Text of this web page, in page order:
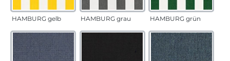
HAMBURG gelb HAMBURG grau HAMBURG grün